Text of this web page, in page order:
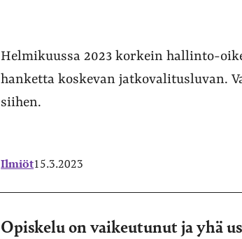
Helmikuussa 2023 korkein hallinto-
hanketta koskevan jatkovalitusluvan.
siihen.
Ilmiöt15.3.2023
Opiskelu on vaikeutunut ja yhä